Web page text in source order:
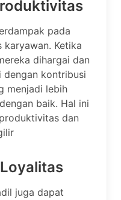
pada
Ketika
dihargai dan
dengan kontribusi
menjadi lebih
baik. Hal ini
dan
juga dapat